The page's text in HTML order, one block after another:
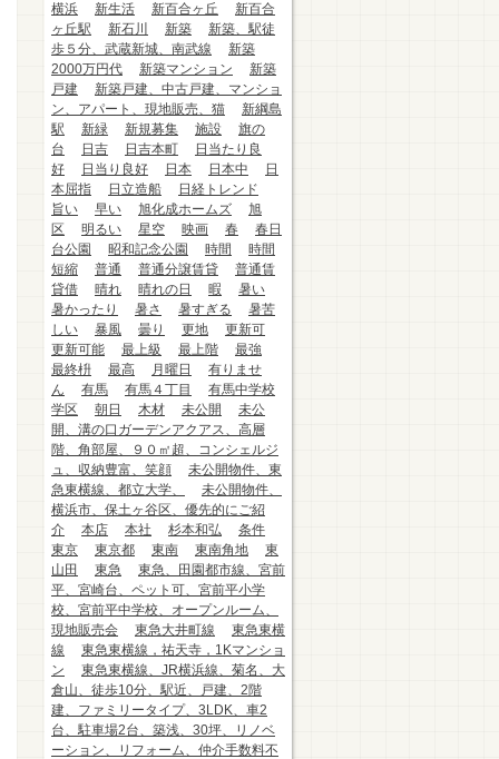
横浜
新生活 新百合ヶ丘
新百合
ヶ丘駅
新石川 新築
新築、駅徒
歩５分、武蔵新城、南武線
新築
2000万円代
新築マンション
新築
戸建
新築戸建、中古戸建、マンショ
ン、アパート、現地販売、猫
新綱島
駅
新緑 新規募集 施設
旗の
台
日吉 日吉本町
日当たり良
好
日当り良好 日本 日本中
日
本屈指
日立造船
日経トレンド
旨い
早い 旭化成ホームズ
旭
区
明るい 星空 映画 春
春日
台公園
昭和記念公園 時間
時間
短縮
普通 普通分譲賃貸
普通賃
貸借
晴れ 晴れの日 暇
暑い
暑かったり
暑さ 暑すぎる
暑苦
しい
暴風 曇り 更地
更新可
更新可能
最上級 最上階
最強
最終枡
最高 月曜日
有りませ
ん
有馬 有馬４丁目
有馬中学校
学区
朝日 木材 未公開
未公
開、溝の口ガーデンアクアス、高層
階、角部屋、９０㎡超、コンシェルジ
ュ、収納豊富、笑顔
未公開物件、東
急東横線、都立大学、
未公開物件、
横浜市、保土ヶ谷区、優先的にご紹
介
本店 本社 杉本和弘
条件
東京
東京都 東南 東南角地
東
山田
東急
東急、田園都市線、宮前
平、宮崎台、ペット可、宮前平小学
校、宮前平中学校、オープンルーム、
現地販売会
東急大井町線
東急東横
線
東急東横線，祐天寺，1Kマンショ
ン
東急東横線、JR横浜線、菊名、大
倉山、徒歩10分、駅近、戸建、2階
建、ファミリータイプ、3LDK、車2
台、駐車場2台、築浅、30坪、リノベ
ーション、リフォーム、仲介手数料不